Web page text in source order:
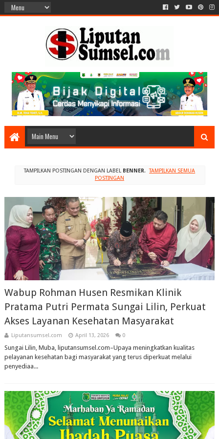
TAMPILKAN POSTINGAN DENGAN LABEL BENNER.
TAMPILKAN SEMUA
POSTINGAN
Wabup Rohman Husen Resmikan Klinik
Pratama Putri Permata Sungai Lilin, Perkuat
Akses Layanan Kesehatan Masyarakat
Liputansumsel.com April 13, 2026 0
Sungai Lilin, Muba, liputansumsel.com–Upaya meningkatkan kualitas
pelayanan kesehatan bagi masyarakat yang terus diperkuat melalui
penyediaa...